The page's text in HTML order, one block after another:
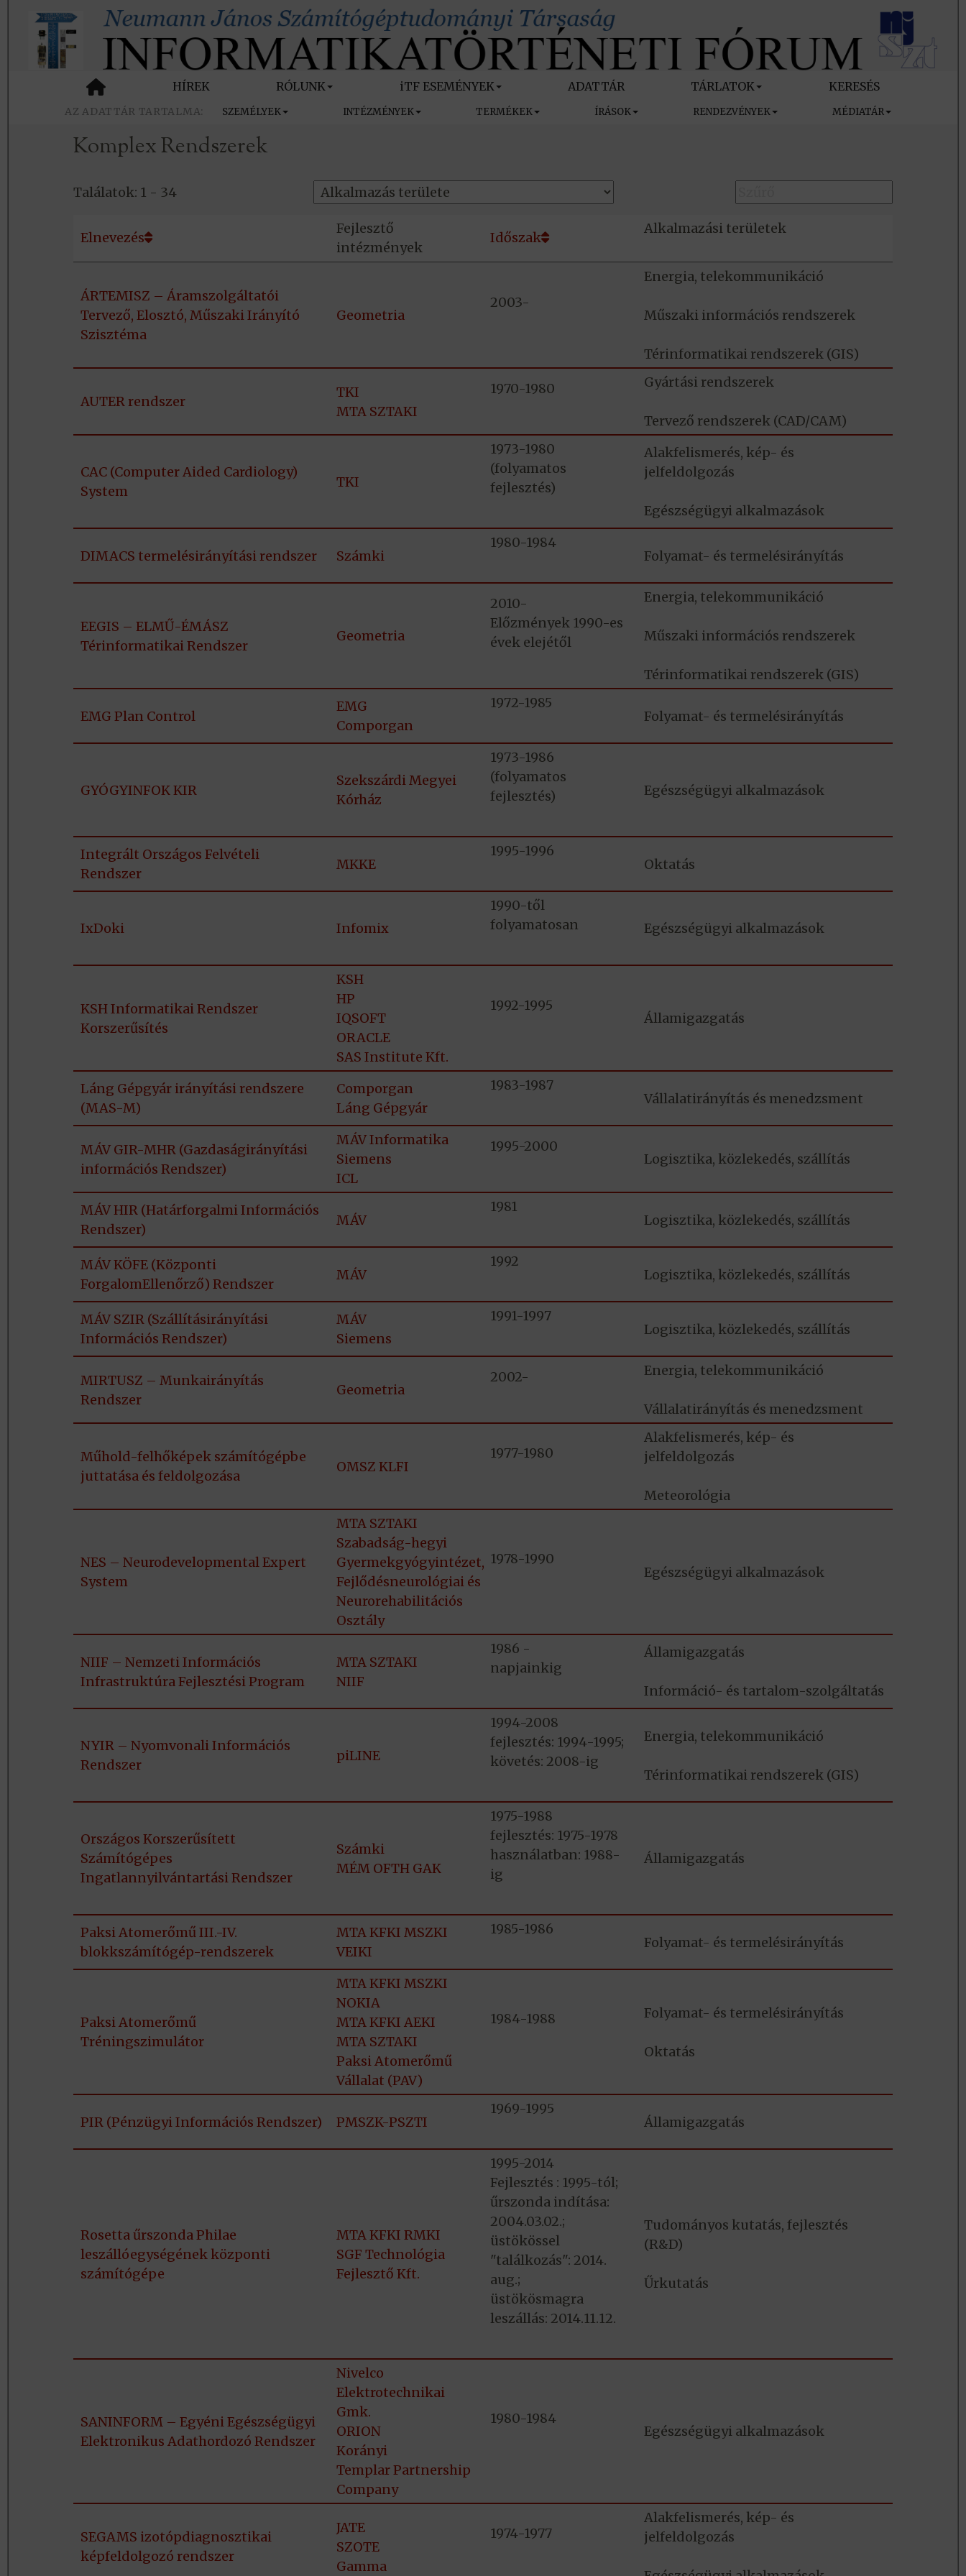
HÍREK RÓLUNK iTF ESEMÉNYEK ADATTÁR TÁRLATOK KERESÉS
SZEMÉLYEK INTÉZMÉNYEK TERMÉKEK ÍRÁSOK RENDEZVÉNYEK MÉDIATÁR
Komplex Rendszerek
Találatok: 1 - 34
Elnevezés
Fejlesztő
intézmények
Időszak
Alkalmazási területek
ÁRTEMISZ – Áramszolgáltatói
Tervező, Elosztó, Műszaki Irányító
Szisztéma
Geometria
2003-
Energia, telekommunikáció
Műszaki információs rendszerek
Térinformatikai rendszerek (GIS)
AUTER rendszer
TKI
MTA SZTAKI
1970-1980 Gyártási rendszerek
Tervező rendszerek (CAD/CAM)
CAC (Computer Aided Cardiology)
System
TKI
1973-1980
(folyamatos
fejlesztés)
Alakfelismerés, kép- és
jelfeldolgozás
Egészségügyi alkalmazások
DIMACS termelésirányítási rendszer Számki
1980-1984
Folyamat- és termelésirányítás
EEGIS – ELMŰ-ÉMÁSZ
Térinformatikai Rendszer
Geometria
2010-
Előzmények 1990-es
évek elejétől
Energia, telekommunikáció
Műszaki információs rendszerek
Térinformatikai rendszerek (GIS)
EMG Plan Control
EMG
Comporgan
1972-1985
Folyamat- és termelésirányítás
GYÓGYINFOK KIR
Szekszárdi Megyei
Kórház
1973-1986
(folyamatos
fejlesztés)
Egészségügyi alkalmazások
Integrált Országos Felvételi
Rendszer
MKKE
1995-1996
Oktatás
IxDoki Infomix
1990-től
folyamatosan
Egészségügyi alkalmazások
KSH Informatikai Rendszer
Korszerűsítés
KSH
HP
IQSOFT
ORACLE
SAS Institute Kft.
1992-1995
Államigazgatás
Láng Gépgyár irányítási rendszere
(MAS-M)
Comporgan
Láng Gépgyár
1983-1987
Vállalatirányítás és menedzsment
MÁV GIR-MHR (Gazdaságirányítási
információs Rendszer)
MÁV Informatika
Siemens
ICL
1995-2000
Logisztika, közlekedés, szállítás
MÁV HIR (Határforgalmi Információs
Rendszer)
MÁV
1981
Logisztika, közlekedés, szállítás
MÁV KÖFE (Központi
ForgalomEllenőrző) Rendszer
MÁV
1992
Logisztika, közlekedés, szállítás
MÁV SZIR (Szállításirányítási
Információs Rendszer)
MÁV
Siemens
1991-1997
Logisztika, közlekedés, szállítás
MIRTUSZ – Munkairányítás
Rendszer
Geometria
2002- Energia, telekommunikáció
Vállalatirányítás és menedzsment
Műhold-felhőképek számítógépbe
juttatása és feldolgozása
OMSZ KLFI
1977-1980
Alakfelismerés, kép- és
jelfeldolgozás
Meteorológia
NES – Neurodevelopmental Expert
System
MTA SZTAKI
Szabadság-hegyi
Gyermekgyógyintézet,
Fejlődésneurológiai és
Neurorehabilitációs
Osztály
1978-1990
Egészségügyi alkalmazások
NIIF – Nemzeti Információs
Infrastruktúra Fejlesztési Program
MTA SZTAKI
NIIF
1986 -
napjainkig
Államigazgatás
Információ- és tartalom-szolgáltatás
NYIR – Nyomvonali Információs
Rendszer
piLINE
1994-2008
fejlesztés: 1994-1995;
követés: 2008-ig
Energia, telekommunikáció
Térinformatikai rendszerek (GIS)
Országos Korszerűsített
Számítógépes
Ingatlannyilvántartási Rendszer
Számki
MÉM OFTH GAK
1975-1988
fejlesztés: 1975-1978
használatban: 1988-
ig
Államigazgatás
Paksi Atomerőmű III.-IV.
blokkszámítógép-rendszerek
MTA KFKI MSZKI
VEIKI
1985-1986
Folyamat- és termelésirányítás
Paksi Atomerőmű
Tréningszimulátor
MTA KFKI MSZKI
NOKIA
MTA KFKI AEKI
MTA SZTAKI
Paksi Atomerőmű
Vállalat (PAV)
1984-1988 Folyamat- és termelésirányítás
Oktatás
PIR (Pénzügyi Információs Rendszer) PMSZK-PSZTI
1969-1995
Államigazgatás
Rosetta űrszonda Philae
leszállóegységének központi
számítógépe
MTA KFKI RMKI
SGF Technológia
Fejlesztő Kft.
1995-2014
Fejlesztés : 1995-tól;
űrszonda indítása:
2004.03.02.;
üstökössel
"találkozás": 2014.
aug.;
üstökösmagra
leszállás: 2014.11.12.
Tudományos kutatás, fejlesztés
(R&D)
Űrkutatás
SANINFORM – Egyéni Egészségügyi
Elektronikus Adathordozó Rendszer
Nivelco
Elektrotechnikai
Gmk.
ORION
Korányi
Templar Partnership
Company
1980-1984
Egészségügyi alkalmazások
SEGAMS izotópdiagnosztikai
képfeldolgozó rendszer
JATE
SZOTE
Gamma
1974-1977
Alakfelismerés, kép- és
jelfeldolgozás